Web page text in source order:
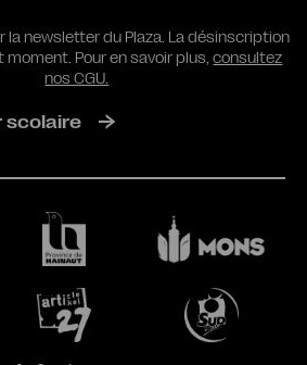
RGPD
la newsletter du Plaza. La désinscription
Pour en savoir plus,consultez
nos CGU.
scolaire